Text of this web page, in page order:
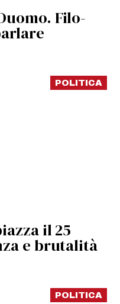
Filo-
POLITICA
il 25
e brutalità
POLITICA